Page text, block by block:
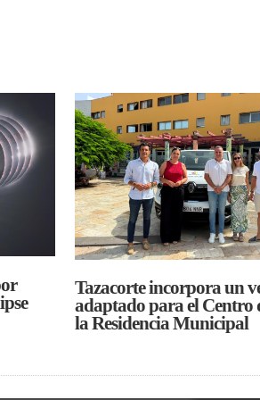
Tazacorte incorpora un
adaptado para el Centro
la Residencia Municipal